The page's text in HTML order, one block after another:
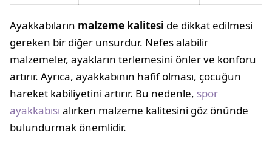
Ayakkabıların malzeme kalitesi de dikkat edilmesi
gereken bir diğer unsurdur. Nefes alabilir
malzemeler, ayakların terlemesini önler ve konforu
artırır. Ayrıca, ayakkabının hafif olması, çocuğun
hareket kabiliyetini artırır. Bu nedenle, spor
ayakkabısı alırken malzeme kalitesini göz önünde
bulundurmak önemlidir.